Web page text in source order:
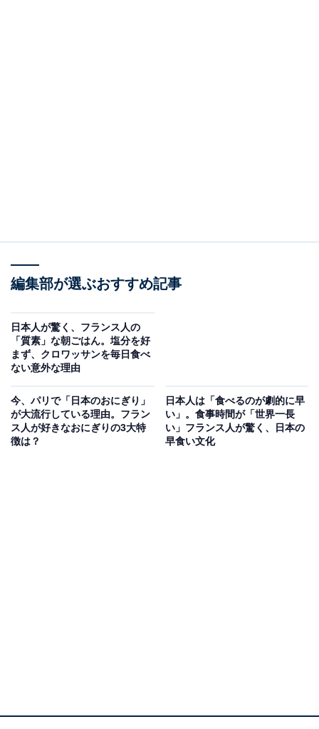
人もいれば、シャワーを浴びるのは数日おきという少数
乾燥したフランスの気候に対応するため。「肌のために
毎日浴びるのを控える」という考え方です。
編集部が選ぶおすすめ記事
日本人が驚く、フランス人の
「質素」な朝ごはん。塩分を好
まず、クロワッサンを毎日食べ
ない意外な理由
今、パリで「日本のおにぎり」
が大流行している理由。フラン
ス人が好きなおにぎりの3大特
徴は？
日本人は「食べるのが劇的に早
い」。食事時間が「世界一長
い」フランス人が驚く、日本の
早食い文化